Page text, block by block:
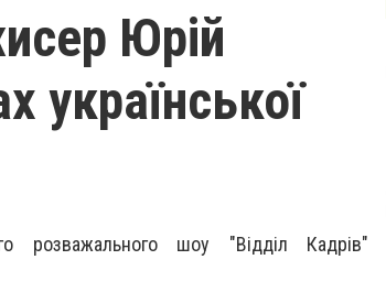
Юрій
української
розважального шоу "Відділ Кадрів"